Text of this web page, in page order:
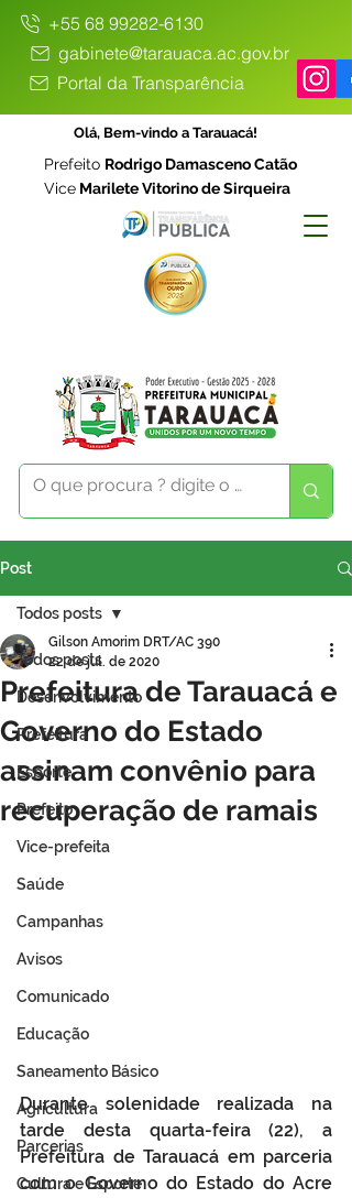
+55 68 99282-6130
gabinete@tarauaca.ac.gov.br
Portal da Transparência
Olá, Bem-vindo a Tarauacá!
Prefeito Rodrigo Damasceno Catão
Vice Marilete Vitorino de Sirqueira
Post
Todos posts
Desenvolvimento
Prefeitura
Esporte
Prefeito
Vice-prefeita
Saúde
Campanhas
Avisos
Comunicado
Educação
Saneamento Básico
Agricultura
Parcerias
Cultura e Esporte
Todos posts
Prefeitura de Tarauacá e
Governo do Estado
assinam convênio para
recuperação de ramais
Gilson Amorim DRT/AC 390
22 de jul. de 2020
Durante solenidade realizada na
tarde desta quarta-feira (22), a
Prefeitura de Tarauacá em parceria
com o Governo do Estado do Acre